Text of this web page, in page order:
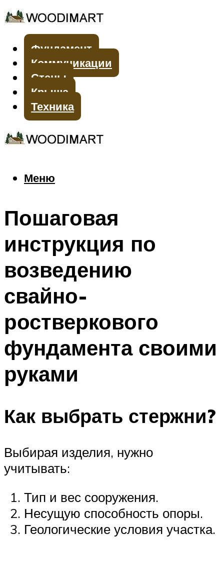
Фундамент
Коммуникации
Стены
Крыша
Техника
Меню
Меню
Пошаговая
инструкция по
возведению
свайно-
ростверкового
фундамента своими
руками
Как выбрать стержни?
Выбирая изделия, нужно
учитывать:
Тип и вес сооружения.
Несущую способность опоры.
Геологические условия участка.